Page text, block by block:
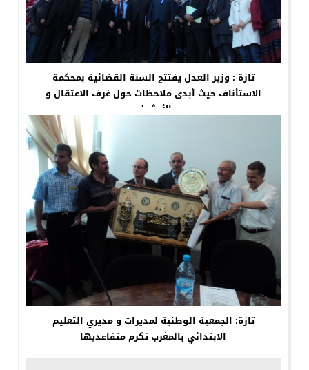
تازة : وزير العدل يفتتح السنة القضائية بمحكمة
الاستأناف حيث أبدى ملاحظات حول غرف الاعتقال و
الأرشيف
تازة: الجمعية الوطنية لمديرات و مديري التعليم
الابتدائي بالمغرب تكرم متقاعديها